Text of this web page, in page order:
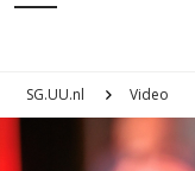
SG.UU.nl Video